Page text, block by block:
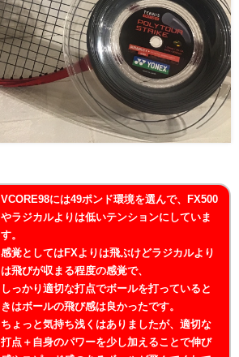
VCORE98には49ポンド環境を選んで、FX500
やラジカルよりは低いテンションにしていま
す。
感覚としてはFXよりは飛ぶけどラジカルより
は飛びが収まる程度の感覚で、
しっかり適切な打点でボールを打っていると
きはボールの飛び感は良かったです。
ちょっと気持ち浅くはありましたが、適切な
打点＋自身のパワーを少し加えることで伸び